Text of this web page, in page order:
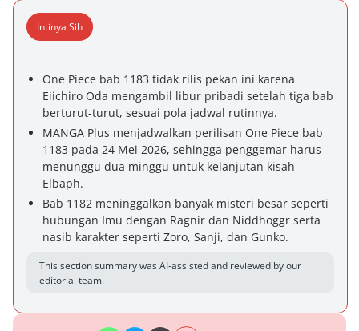
Intinya Sih
One Piece bab 1183 tidak rilis pekan ini karena
Eiichiro Oda mengambil libur pribadi setelah tiga bab
berturut-turut, sesuai pola jadwal rutinnya.
MANGA Plus menjadwalkan perilisan One Piece bab
1183 pada 24 Mei 2026, sehingga penggemar harus
menunggu dua minggu untuk kelanjutan kisah
Elbaph.
Bab 1182 meninggalkan banyak misteri besar seperti
hubungan Imu dengan Ragnir dan Niddhoggr serta
nasib karakter seperti Zoro, Sanji, dan Gunko.
This section summary was AI-assisted and reviewed by our
editorial team.